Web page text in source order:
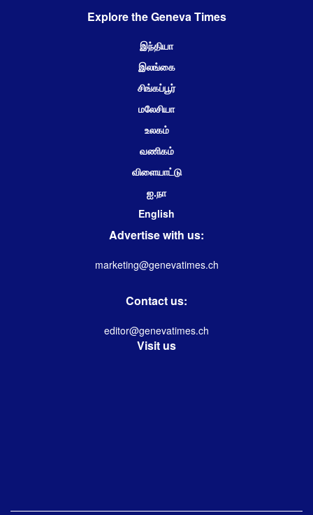
Explore the Geneva Times
இந்தியா
இலங்கை
சிங்கப்பூர்
மலேசியா
உலகம்
வணிகம்
விளையாட்டு
ஐ.நா
English
Advertise with us:
marketing@genevatimes.ch
Contact us:
editor@genevatimes.ch
Visit us